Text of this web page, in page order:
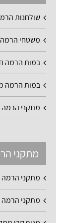
שולחנות
משטחי
במות הרמה
במות הרמה
מתקני
מתקני
מתקני הרמה
מתקני הרמה